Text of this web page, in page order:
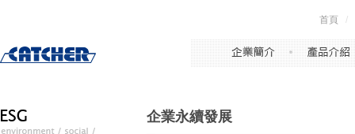
企業永續發展
首頁 /